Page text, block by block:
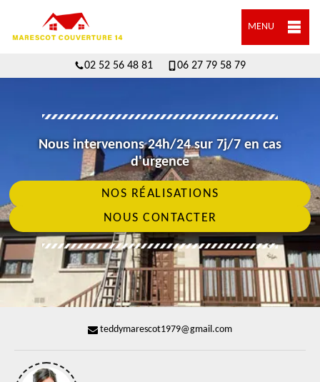
MENU
02 52 56 48 81 06 27 79 58 79
Nous intervenons 24h/24 sur 7j/7 en cas
d'urgence
NOS RÉALISATIONS
NOUS CONTACTER
teddymarescot1979@gmail.com